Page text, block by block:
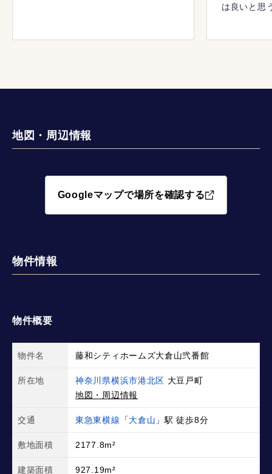
は良いと思
地図・周辺情報
Googleマップで場所を確認する
物件情報
物件概要
物件名 藤和シティホームズ大倉山弐番館
所在地 神奈川県横浜市港北区 大豆戸町
地図・周辺情報
交通 東急東横線 「大倉山 」駅 徒歩8分
敷地面積 2177.8m²
建築面積 927.19m²